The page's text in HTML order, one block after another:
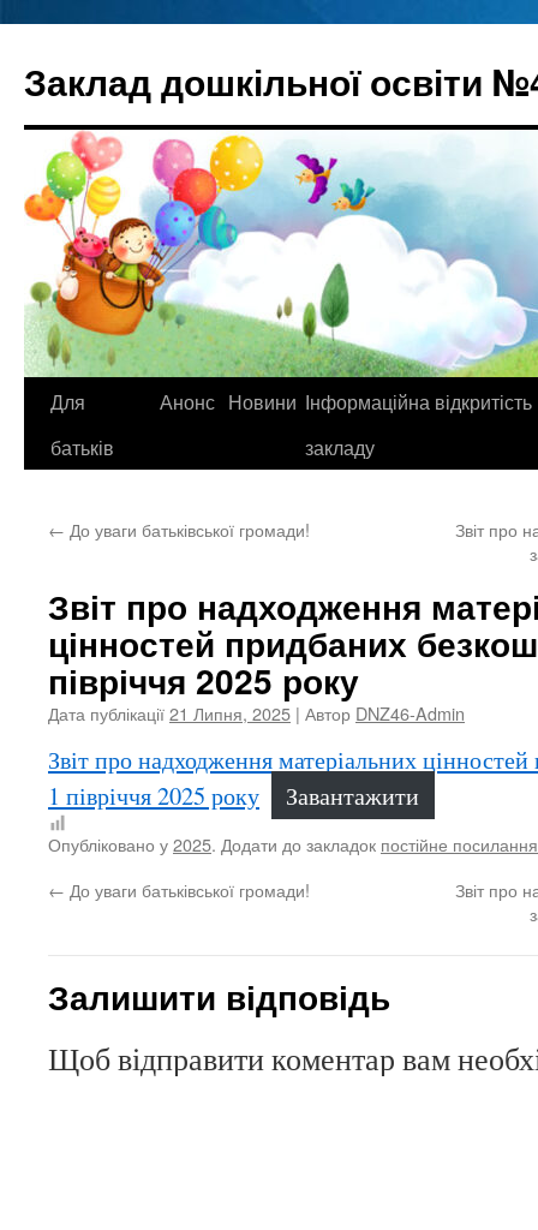
вмісту
Заклад дошкільної освіти
Для
батьків
Анонс Новини Інформаційна відкритість
закладу
← До уваги батьківської громади!
Звіт про
Звіт про надходження
цінностей придбаних
півріччя 2025 року
Дата публікації21 Липня, 2025 | Автор DNZ46-Admin
Звіт про надходження матеріальних
1 півріччя 2025 року
Завантажити
Опубліковано у2025. Додати до закладок постійне посилання
← До уваги батьківської громади!
Звіт про
Залишити відповідь
Щоб відправити коментар вам